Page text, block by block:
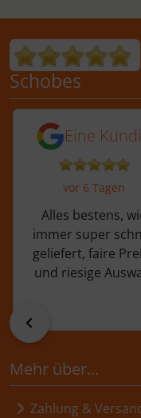
Schobes
5 von 5
Eine
vor 6 Tagen
Alles bestens,
immer super
geliefert, faire
und riesige
Mehr über...
Zahlung &